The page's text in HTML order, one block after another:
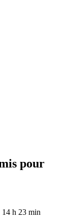
pour
14 h 23 min